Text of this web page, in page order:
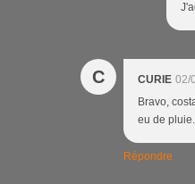
C CURIE 02/
Bravo,
eu de
Répondre